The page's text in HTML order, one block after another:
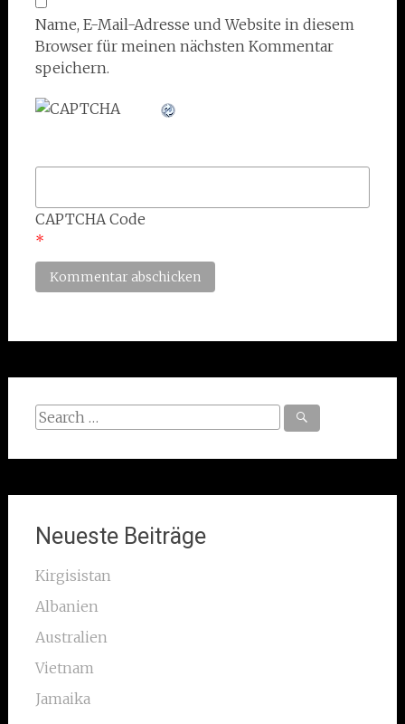
Name, E-Mail-Adresse und Website in diesem
Browser für meinen nächsten Kommentar
speichern.
CAPTCHA Code
*
Search
Neueste Beiträge
Kirgisistan
Albanien
Australien
Vietnam
Jamaika